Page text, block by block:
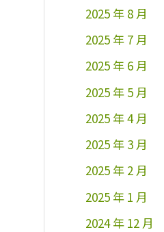
2025 年 8 月
2025 年 7 月
2025 年 6 月
2025 年 5 月
2025 年 4 月
2025 年 3 月
2025 年 2 月
2025 年 1 月
2024 年 12 月